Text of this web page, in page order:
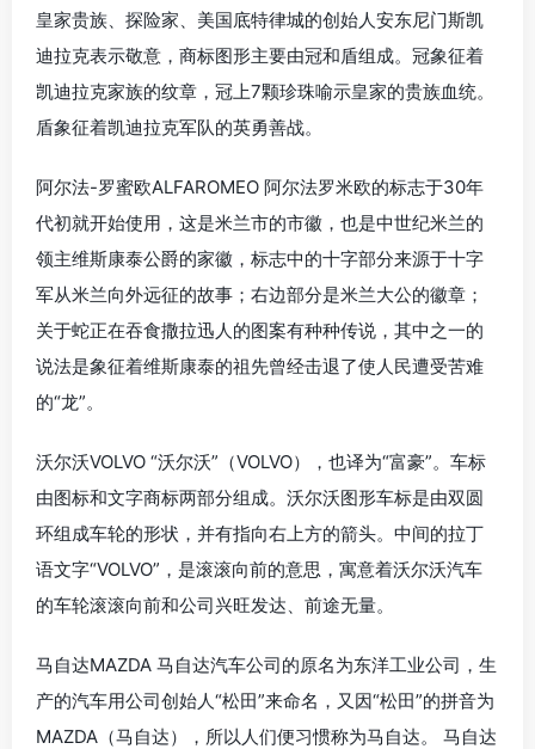
皇家贵族、探险家、美国底特律城的创始人安东尼门斯凯
迪拉克表示敬意，商标图形主要由冠和盾组成。冠象征着
凯迪拉克家族的纹章，冠上7颗珍珠喻示皇家的贵族血统。
盾象征着凯迪拉克军队的英勇善战。
阿尔法-罗蜜欧ALFAROMEO 阿尔法罗米欧的标志于30年
代初就开始使用，这是米兰市的市徽，也是中世纪米兰的
领主维斯康泰公爵的家徽，标志中的十字部分来源于十字
军从米兰向外远征的故事；右边部分是米兰大公的徽章；
关于蛇正在吞食撒拉迅人的图案有种种传说，其中之一的
说法是象征着维斯康泰的祖先曾经击退了使人民遭受苦难
的“龙”。
沃尔沃VOLVO “沃尔沃”（VOLVO），也译为“富豪”。车标
由图标和文字商标两部分组成。沃尔沃图形车标是由双圆
环组成车轮的形状，并有指向右上方的箭头。中间的拉丁
语文字“VOLVO”，是滚滚向前的意思，寓意着沃尔沃汽车
的车轮滚滚向前和公司兴旺发达、前途无量。
马自达MAZDA 马自达汽车公司的原名为东洋工业公司，生
产的汽车用公司创始人“松田”来命名，又因“松田”的拼音为
MAZDA（马自达），所以人们便习惯称为马自达。 马自达